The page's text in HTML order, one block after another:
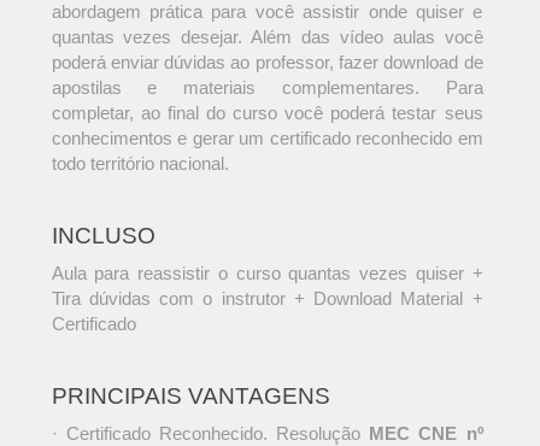
abordagem prática para você assistir onde quiser e
quantas vezes desejar. Além das vídeo aulas você
poderá enviar dúvidas ao professor, fazer download de
apostilas e materiais complementares. Para
completar, ao final do curso você poderá testar seus
conhecimentos e gerar um certificado reconhecido em
todo território nacional.
INCLUSO
Aula para reassistir o curso quantas vezes quiser +
Tira dúvidas com o instrutor + Download Material +
Certificado
PRINCIPAIS VANTAGENS
· Certificado Reconhecido. Resolução MEC CNE nº